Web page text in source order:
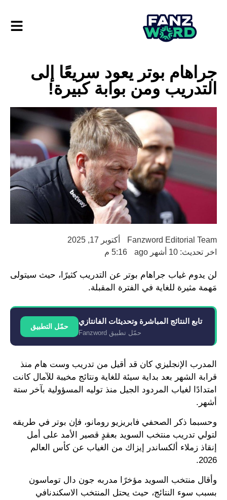
جراهام بوتر يعود سريعًا إلى
التدريب ومن بوابة كبيرة!
Fanzword Editorial Team
أكتوبر 17, 2025
اخر تحديث: 10 أشهر ago
5:16 م
لن يدوم غياب جراهام بوتر عن التدريب كثيرًا، حيث سيتولى
مَهمة مثيرة للغاية في الفترة المقبلة.
تابع النتائج المباشرة وتحديثات الفانتازي
حمّل تطبيق Fanzword
حمّل التطبيق
المدرب الإنجليزي كان قد أقيل من تدريب وست هام منذ
قرابة الشهر بعد بداية سيئة للغاية ونتائج مخيبة للآمال كانت
امتدادًا لغياب المردود الجيل منذ توليه المسؤولية بآخر ستة
أشهر.
وحسبما ذكر الصحفي فابريزيو رومانو، فإن بوتر في طريقه
لتولي تدريب منتخب السويد بعقدٍ قصير الأمد على أمل
إنقاذ زملاء ألكساندر إيزاك من الغياب عن كأس العالم
2026.
وأقال منتخب السويد مؤخرًا مدربه جون دال توماسون
بسبب سوء النتائج، حيث يحتل المنتخب الاسكندنافي